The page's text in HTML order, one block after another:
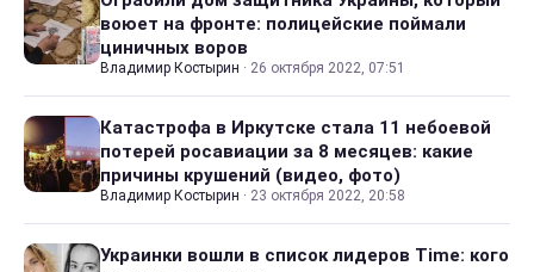
воюет на фронте: полицейские поймали
циничных воров
Владимир Костырин · 26 октября 2022, 07:51
Катастрофа в Иркутске стала 11 небоевой
потерей росавиации за 8 месяцев: какие
причины крушений (видео, фото)
Владимир Костырин · 23 октября 2022, 20:58
Украинки вошли в список лидеров Time: кого